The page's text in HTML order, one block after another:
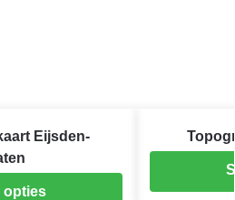
Eijsden-
opties